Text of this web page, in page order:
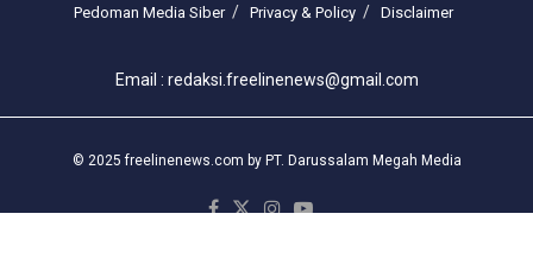
Pedoman Media Siber
Privacy & Policy Disclaimer
Email : redaksi.freelinenews@gmail.com
© 2025 freelinenews.com by PT. Darussalam Megah Media